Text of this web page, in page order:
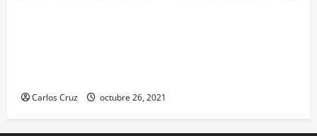
Carlos Cruz octubre 26, 2021